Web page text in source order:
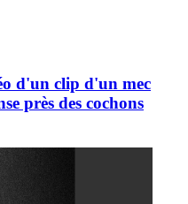
d'un clip d'un mec
près des cochons